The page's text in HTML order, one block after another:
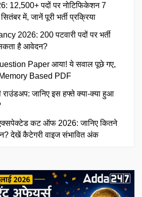
12,500+ पदों पर नोटिफिकेशन 7
में, जानें पूरी भर्ती प्रक्रिया
2026: 200 पटवारी पदों पर भर्ती
है आवेदन?
Paper आया! ये सवाल पूछे गए,
Based PDF
जानिए इस हफ्ते क्या-क्या हुआ
कट ऑफ 2026: जानिए कितने
देखें कैटेगरी वाइज संभावित अंक